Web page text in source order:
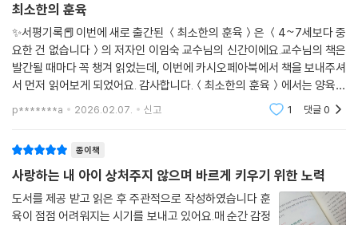
어설픈 공감으로 아이에게 틈을 보여서도 안 된다. 스마트폰을 달라고 떼
쓰는 아이에게 “스마트폰을 정말 보고 싶구나.”라고 말한다면 어떻게 될
까? “스마트폰을 못 봐서 속상하구나.” 이런 말은 아이에게 빌미를 제공하
여 더 떼쓰게 만든다. 엄마 아빠도 아이와 함께 있는 시간에는 꼭 필요할 때
만 스마트폰을 사용한다는 규칙을 세운다.
- p.308, 〈스마트폰에 과몰입하는 아이〉 중에서
--- 본문 중에서
임시방편 훈육에서 벗어나
더 나은 훈육으로
상담실에서 아이와 부모의 마음을 치유하고, 저서와 강연을 통해 많은 육
아 고민을 접한 저자는 누구보다 절실한 부모의 마음을 잘 알고 있다. ‘플러
스(plus)’ 코너에서는 그동안 부모 독자가 가장 궁금해한 주제를 담았다.
부모의 감정 조절법, 훈육의 효과를 높이는 칭찬법, 사춘기 아이를 위한 훈
바꾸면 아이의 변화는 분명하다. 겁먹고 부모 눈치를 보는 수동적인 태도
대신 스스로 생각하고 선택하는 힘이 자란다. 무엇보다 부모가 덜 미안해
진다. 이 책은 흔들리지 않고 단단한 태도로 훈육에 성공하고 싶은 모든 부
모에게 든든한 안내서가 될 것이다.
최소한의 훈육
✨️서평기록📕이번에 새로 출간된 ＜최소한의 훈육＞은 ＜4~7세보다 중
요한 건 없습니다＞의 저자인 이임숙 교수님의 신간이에요.교수님의 책은
발간될 때마다 꼭 챙겨 읽었는데, 이번에 카시오페아북에서 책을 보내주셔
서 먼저 읽어보게 되었어요. 감사합니다.＜최소한의 훈육＞에서는 양육과
정에서 마주하는 다양한 어려움들과 그 속에서 방법을 찾아나가는 부모님
들의 사례들이 담
p*******a 2026.02.07. 신고 1 댓글0
종이책
사랑하는 내 아이 상처주지 않으며 바르게 키우기 위한 노력
도서를 제공 받고 읽은 후 주관적으로 작성하였습니다 훈
육이 점점 어려워지는 시기를 보내고 있어요.매 순간 감정